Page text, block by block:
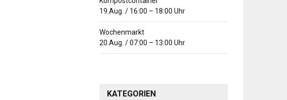
19.Aug. / 16:00 – 18:00 Uhr
Wochenmarkt
20.Aug. /07:00 – 13:00 Uhr
KATEGORIEN